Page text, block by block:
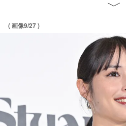
( 画像9/27 )